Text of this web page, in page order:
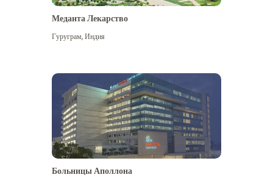
Меданта Лекарство
Гуруграм,Индия
Больницы Аполлона